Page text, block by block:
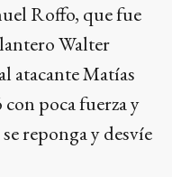
Roffo, que fue
Walter
atacante Matías
con poca fuerza y
reponga y desvíe